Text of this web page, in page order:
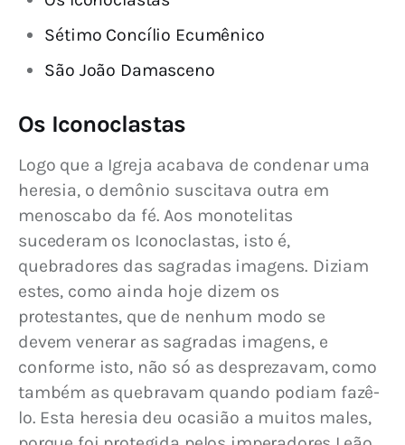
Sétimo Concílio Ecumênico
São João Damasceno
Os Iconoclastas
Logo que a Igreja acabava de condenar uma
heresia, o demônio suscitava outra em
menoscabo da fé. Aos monotelitas
sucederam os Iconoclastas, isto é,
quebradores das sagradas imagens. Diziam
estes, como ainda hoje dizem os
protestantes, que de nenhum modo se
devem venerar as sagradas imagens, e
conforme isto, não só as desprezavam, como
também as quebravam quando podiam fazê-
lo. Esta heresia deu ocasião a muitos males,